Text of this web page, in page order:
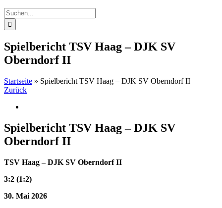
Suche
nach:
Spielbericht TSV Haag – DJK SV
Oberndorf II
Startseite » Spielbericht TSV Haag – DJK SV Oberndorf II
Zurück
Bild
Spielbericht TSV Haag – DJK SV
Oberndorf II
TSV Haag – DJK SV Oberndorf II
3:2 (1:2)
30. Mai 2026